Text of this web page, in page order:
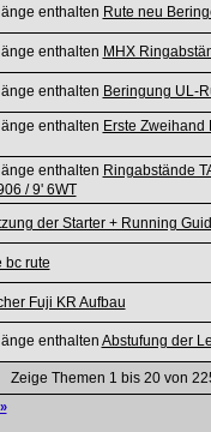
Rute neu
MHX
Beringung UL-
Erste Zweihand
Ringabstände
/ 9' 6WT
der Starter + Running
bc rute
Fuji KR Aufbau
Abstufung der
Zeige Themen 1 bis 20 von